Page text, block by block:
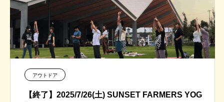
アウトドア
【終了】2025/7/26(土) SUNSET FARMERS YOG